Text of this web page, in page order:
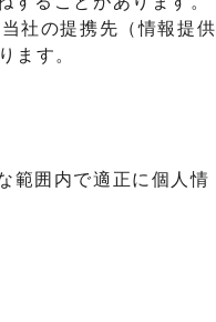
社の提携先（情報提供
ます。
範囲内で適正に個人情